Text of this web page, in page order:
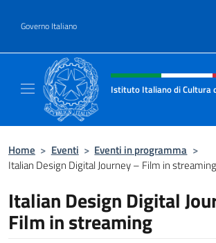
Governo Italiano
Intestazione sito,
Istituto Italiano di Cultura
Home > Eventi > Eventi in programma >
Italian Design Digital Journey – Film in streaming
Italian Design Digital
Film in streaming